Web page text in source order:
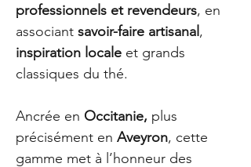
professionnels et revendeurs, en
associant savoir-faire artisanal ,
inspiration locale et grands
classiques du thé.
Ancrée en Occitanie, plus
précisément en Aveyron, cette
gamme met à l’honneur des